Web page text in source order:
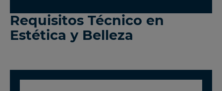
Requisitos Técnico en
Estética y Belleza